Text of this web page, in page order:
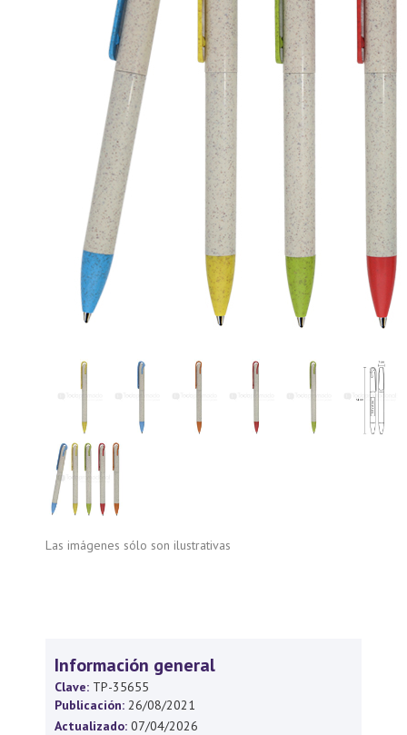
Las imágenes sólo son ilustrativas
Información general
Clave: TP-35655
Publicación: 26/08/2021
Actualizado: 07/04/2026